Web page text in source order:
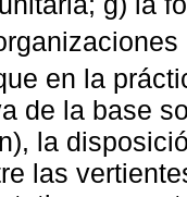
en la
de la base
la
las